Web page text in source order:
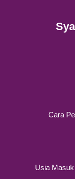
Cara
Usia